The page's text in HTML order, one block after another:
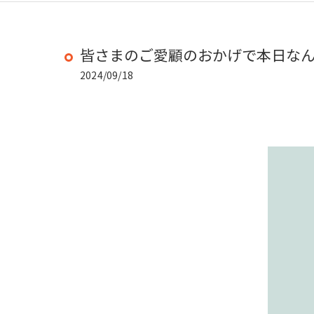
皆さまのご愛顧のおかげで本日な
2024/09/18